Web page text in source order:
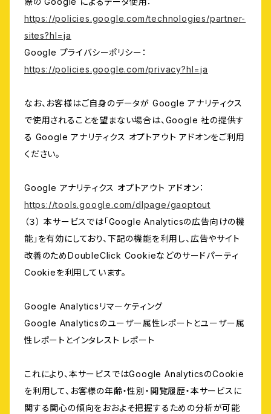
https://policies.google.com/technologies/partner-
sites?hl=ja
Google プライバシーポリシー：
https://policies.google.com/privacy?hl=ja
なお、お客様はご自身のデータが Google アナリティクス
で使用されることを望まない場合は、Google 社の提供す
る Google アナリティクス オプトアウト アドオンをご利用
ください。
Google アナリティクス オプトアウト アドオン：
https://tools.google.com/dlpage/gaoptout
（３） 本サービスでは「Google Analyticsの広告向けの機
能」を有効にしており、下記の機能を利用し、広告やサイト
改善のためDoubleClick Cookieなどのサードパーティ
Cookieを利用しています。
Google Analyticsリマーケティング
Google Analyticsのユーザー属性レポートとユーザー属
性レポートとインタレスト レポート
これにより、本サービスではGoogle AnalyticsのCookie
を利用して、お客様の年齢・性別・閲覧履歴・本サービスに
関する関心の傾向をおおよそ把握するための分析が可能